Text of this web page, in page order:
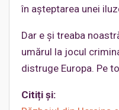
în așteptarea unei
Dar e și treaba
umărul la jocul
distruge Europa. Pe
Citiți și: